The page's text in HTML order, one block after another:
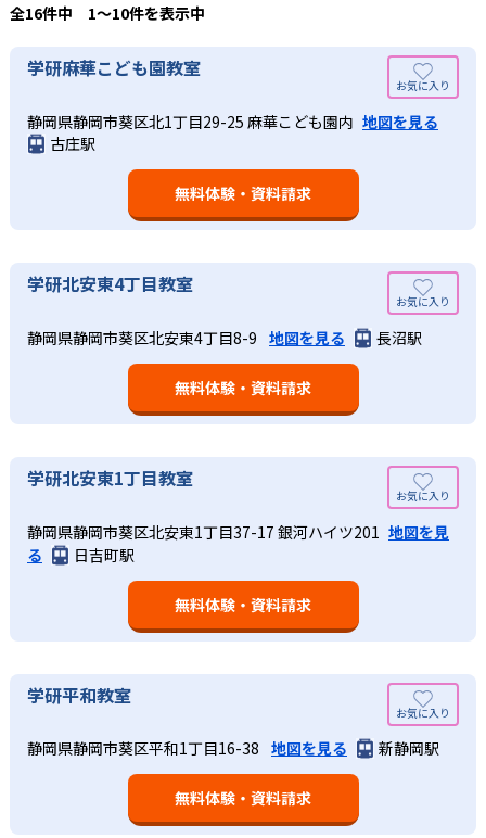
全16件中 1〜10件を表示中
学研麻華こども園教室
静岡県静岡市葵区北1丁目29-25 麻華こども園内 地図を見る
古庄駅
無料体験・資料請求
学研北安東4丁目教室
静岡県静岡市葵区北安東4丁目8-9 地図を見る 長沼駅
無料体験・資料請求
学研北安東1丁目教室
静岡県静岡市葵区北安東1丁目37-17 銀河ハイツ201 地図を見
る
日吉町駅
無料体験・資料請求
学研平和教室
静岡県静岡市葵区平和1丁目16-38 地図を見る 新静岡駅
無料体験・資料請求